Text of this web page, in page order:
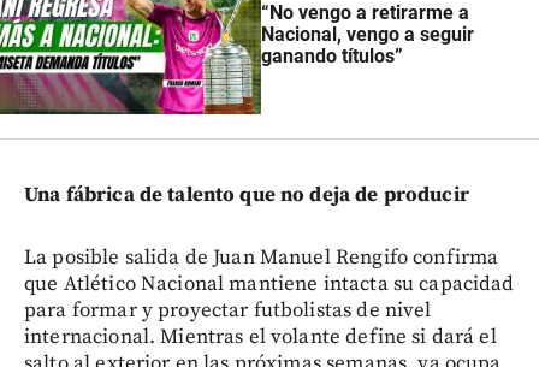
“No vengo a retirarme a
Nacional, vengo a seguir
ganando títulos”
Una fábrica de talento que no deja de producir
La posible salida de Juan Manuel Rengifo confirma
que Atlético Nacional mantiene intacta su capacidad
para formar y proyectar futbolistas de nivel
internacional. Mientras el volante define si dará el